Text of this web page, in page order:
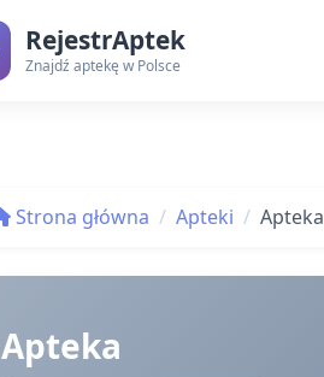
RejestrAptek
Znajdź aptekę w Polsce
Strona główna Apteki Apteka
Apteka